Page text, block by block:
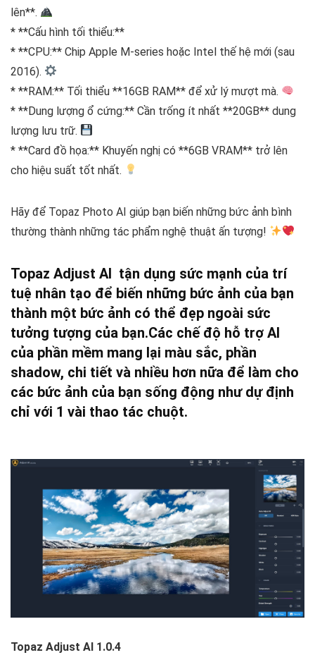
lên**.
* **Cấu hình tối thiểu:**
* **CPU:** Chip Apple M-series hoặc Intel thế hệ mới (sau
2016).
* **RAM:** Tối thiểu **16GB RAM** để xử lý mượt mà.
* **Dung lượng ổ cứng:** Cần trống ít nhất **20GB** dung
lượng lưu trữ.
* **Card đồ họa:** Khuyến nghị có **6GB VRAM** trở lên
cho hiệu suất tốt nhất.
Hãy để Topaz Photo AI giúp bạn biến những bức ảnh bình
thường thành những tác phẩm nghệ thuật ấn tượng!
Topaz Adjust AI tận dụng sức mạnh của trí
tuệ nhân tạo để biến những bức ảnh của bạn
thành một bức ảnh có thể đẹp ngoài sức
tưởng tượng của bạn.Các chế độ hỗ trợ AI
của phần mềm mang lại màu sắc, phần
shadow, chi tiết và nhiều hơn nữa để làm cho
các bức ảnh của bạn sống động như dự định
chỉ với 1 vài thao tác chuột.
Topaz Adjust AI 1.0.4